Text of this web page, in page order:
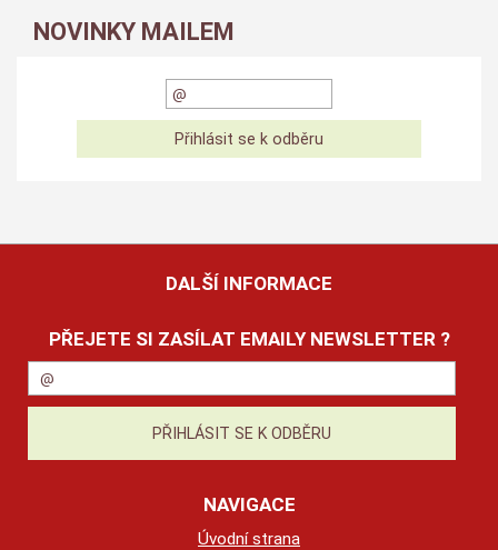
NOVINKY MAILEM
DALŠÍ INFORMACE
PŘEJETE SI ZASÍLAT EMAILY NEWSLETTER ?
NAVIGACE
Úvodní strana